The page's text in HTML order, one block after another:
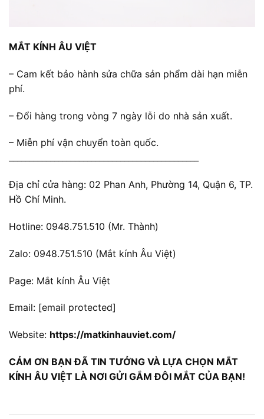
MẮT KÍNH ÂU VIỆT
– Cam kết bảo hành sửa chữa sản phẩm dài hạn miễn
phí.
– Đổi hàng trong vòng 7 ngày lỗi do nhà sản xuất.
– Miễn phí vận chuyển toàn quốc.
Địa chỉ cửa hàng: 02 Phan Anh, Phường 14, Quận 6, TP.
Hồ Chí Minh.
Hotline: 0948.751.510 (Mr. Thành)
Zalo: 0948.751.510 (Mắt kính Âu Việt)
Page: Mắt kính Âu Việt
Email: [email protected]
Website: https://matkinhauviet.com/
CẢM ƠN BẠN ĐÃ TIN TƯỞNG VÀ LỰA CHỌN MẮT
KÍNH ÂU VIỆT LÀ NƠI GỬI GẮM ĐÔI MẮT CỦA BẠN!